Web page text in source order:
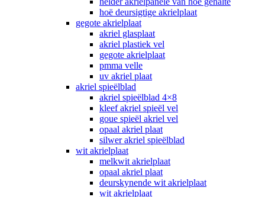
hoë deursigtige akrielplaat
gegote akrielplaat
akriel glasplaat
akriel plastiek vel
gegote akrielplaat
pmma velle
uv akriel plaat
akriel spieëlblad
akriel spieëlblad 4×8
kleef akriel spieël vel
goue spieël akriel vel
opaal akriel plaat
silwer akriel spieëlblad
wit akrielplaat
melkwit akrielplaat
opaal akriel plaat
deurskynende wit akrielplaat
wit akrielplaat